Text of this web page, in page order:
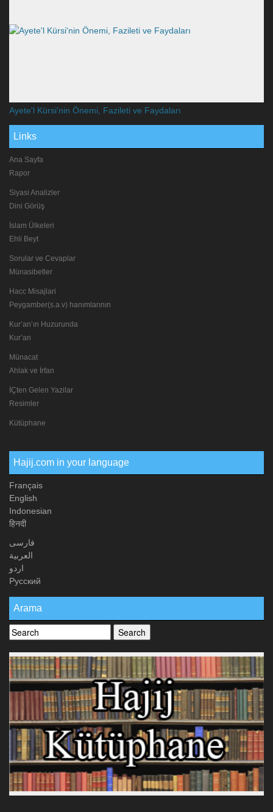
Ayete'l Kürsi'nin Önemi, Fazileti ve Faydaları
Links
Ana Sayfa
Rapor
Siyasi Analizler
Dini Görüş
İslam Ülkeleri
Ehli Beyt
Sorular ve Cevaplar
Münasibetler
Hacc Misajlari
Peygamber(s.a.v) hanımlarının
Kur’an’ın Huzurunda
Kur’an
Münacat
Ahlak ve İrfan
İÇten Gelen Yazilar
Resimler
Kütüphane
Hajij.com in your language
Français
English
Indonesian
हिनदी
فارسی
العربیة
اردو
Русский
Arama